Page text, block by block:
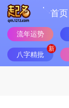
首页
流年运势
八字精批